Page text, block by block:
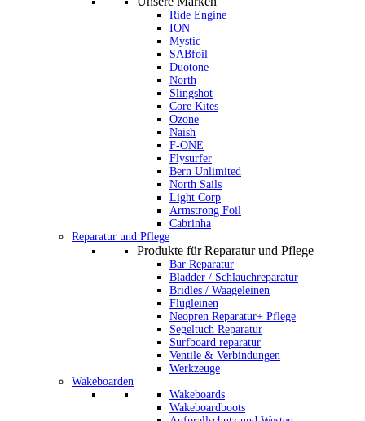
Ride Engine
ION
Mystic
SABfoil
Duotone
North
Slingshot
Core Kites
Ozone
Naish
F-ONE
Flysurfer
Bern Unlimited
North Sails
Light Corp
Armstrong Foil
Cabrinha
Reparatur und Pflege
Produkte für Reparatur und Pflege
Bar Reparatur
Bladder / Schlauchreparatur
Bridles / Waageleinen
Flugleinen
Neopren Reparatur+ Pflege
Segeltuch Reparatur
Surfboard reparatur
Ventile & Verbindungen
Werkzeuge
Wakeboarden
Wakeboards
Wakeboardboots